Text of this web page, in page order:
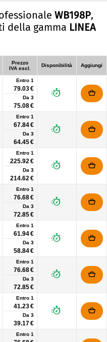
WB198P,
della gamma LINEA
Prezzo
IVA escl.
Disponibilità Aggiungi
Entro 1
79.03 €
Da 3
75.08 €
Entro 1
67.84 €
Da 3
64.45 €
Entro 1
225.92 €
Da 3
214.62 €
Entro 1
76.68 €
Da 3
72.85 €
Entro 1
61.94 €
Da 3
58.84 €
Entro 1
76.68 €
Da 3
72.85 €
Entro 1
41.23 €
Da 3
39.17 €
Entro 1